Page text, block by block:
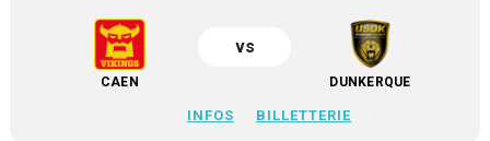
CAEN
vs
DUNKERQUE
INFOS BILLETTERIE